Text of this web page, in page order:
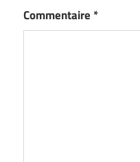
Commentaire *